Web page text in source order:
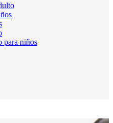
para niños